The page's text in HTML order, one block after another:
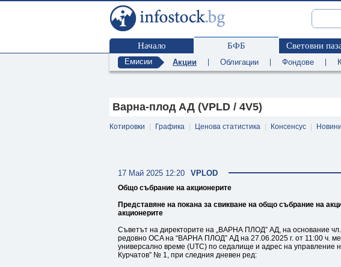
Начало БФБ Световни
Емисии Акции Облигации Фондове
Варна-плод АД (VPLD / 4V5)
Котировки Графика Ценова статистика Консенсус Новини
VPLOD
17 Май 2025 12:20
Общо събрание на акционерите
Представяне на покана за свикване на общо събрание на
акционерите
Съветът на директорите на „ВАРНА ПЛОД” АД, на основание
редовно ОСA на “ВАРНА ПЛОД” АД на 27.06.2025 г. от 11:00 ч.
универсално време (UTC) по седалище и адрес на управление
Курчатов” № 1, при следния дневен ред: